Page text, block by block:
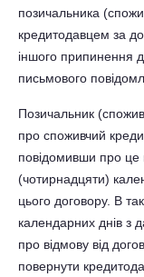
позичальника
кредитодавцем за
іншого припинення
письмового
Позичальник
про споживчий
повідомивши про це
(чотирнадцяти)
цього договору. В
календарних днів з
про відмову від
повернути